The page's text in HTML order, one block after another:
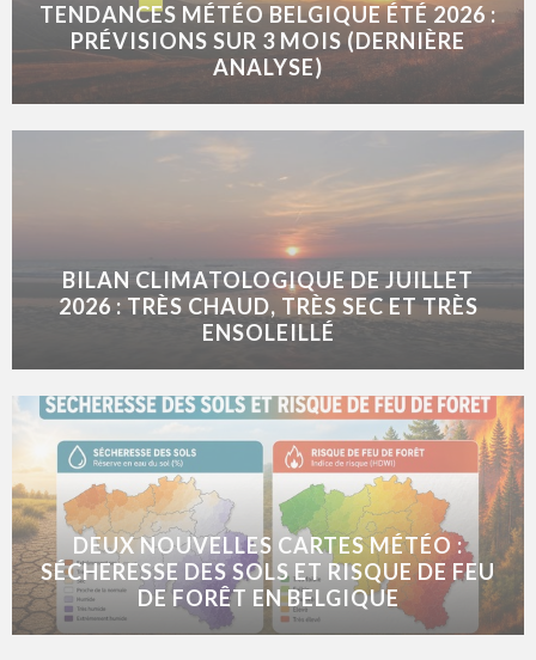
TENDANCES MÉTÉO BELGIQUE ÉTÉ 2026 :
PRÉVISIONS SUR 3 MOIS (DERNIÈRE
ANALYSE)
BILAN CLIMATOLOGIQUE DE JUILLET
2026 : TRÈS CHAUD, TRÈS SEC ET TRÈS
ENSOLEILLÉ
DEUX NOUVELLES CARTES MÉTÉO :
SÉCHERESSE DES SOLS ET RISQUE DE FEU
DE FORÊT EN BELGIQUE